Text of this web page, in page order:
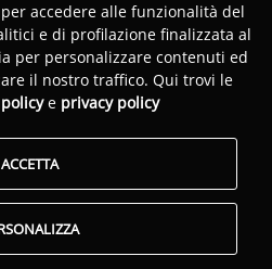
accedere alle funzionalità del
e di profilazione finalizzata al
per personalizzare contenuti ed
il nostro traffico. Qui trovi le
e privacy policy
ACCETTA